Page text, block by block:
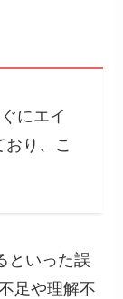
にエイ
おり、こ
といった誤
足や理解不